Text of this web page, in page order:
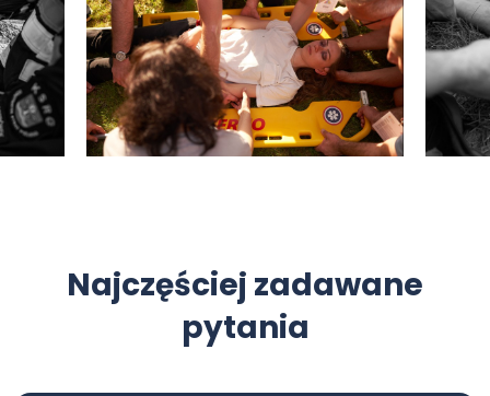
Najczęściej zadawane
pytania